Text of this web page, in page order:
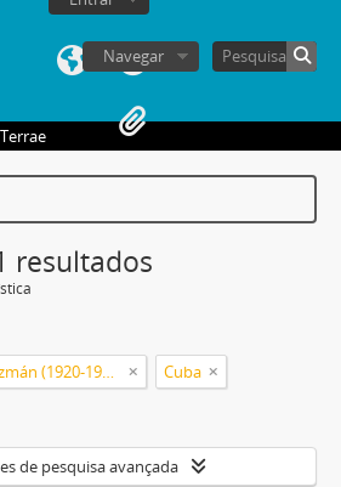
Navegar
resultados
Jorge Gustavo Leigh Guzmán (1920-1999) Cuba
de pesquisa avançada